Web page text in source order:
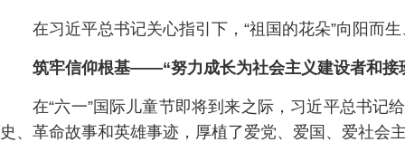
在习近平总书记关心指引下，“祖国的花朵”向阳而
筑牢信仰根基——“努力成长为社会主义建设者和接
在“六一”国际儿童节即将到来之际，习近平总书记
史、革命故事和英雄事迹，厚植了爱党、爱国、爱社会